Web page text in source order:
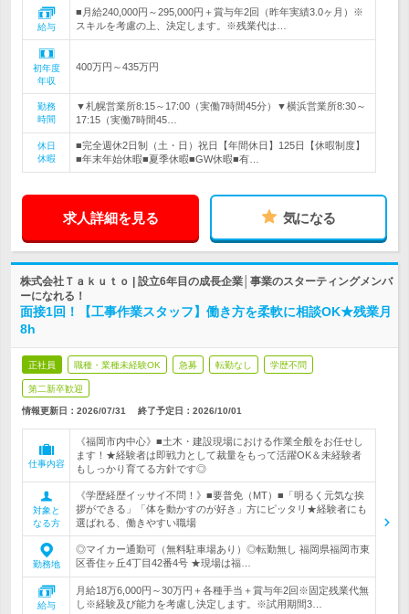
給与
■月給240,000円～295,000円＋賞与年2回（昨年実績3.0ヶ月）※
スキルを考慮の上、決定します。※残業代は…
初年度
年収
400万円～435万円
勤務
時間
▼札幌営業所8:15～17:00（実働7時間45分）▼横浜営業所8:30～
17:15（実働7時間45…
休日
休暇
■完全週休2日制（土・日）祝日【年間休日】125日【休暇制度】
■年末年始休暇■夏季休暇■GW休暇■有…
求人詳細を見る 気になる
株式会社Ｔａｋｕｔｏ | 設立6年目の成長企業│事業のスターティングメンバ
ーになれる！
面接1回！【工事作業スタッフ】働き方を柔軟に相談OK★残業月
8h
正社員 職種・業種未経験OK 急募 転勤なし 学歴不問
第二新卒歓迎
情報更新日：2026/07/31 終了予定日： 2026/10/01
仕事内容
《福岡市内中心》■土木・建設現場における作業全般をお任せし
ます！★経験者は即戦力として裁量をもって活躍OK＆未経験者
もしっかり育てる方針です◎
対象と
なる方
《学歴経歴イッサイ不問！》■要普免（MT）■「明るく元気な挨
拶ができる」「体を動かすのが好き」方にピッタリ★経験者にも
選ばれる、働きやすい職場
勤務地
◎マイカー通勤可（無料駐車場あり）◎転勤無し 福岡県福岡市東
区香住ヶ丘4丁目42番4号 ★現場は福…
給与
月給18万6,000円～30万円＋各種手当＋賞与年2回※固定残業代無
し※経験及び能力を考慮し決定します。※試用期間3…